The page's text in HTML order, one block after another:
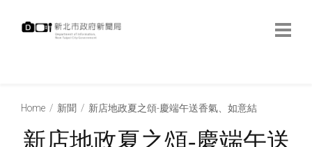
Home 新聞 新店地政夏之頌-慶端午送香氣、如意結
新店地政夏之頌-慶端午送